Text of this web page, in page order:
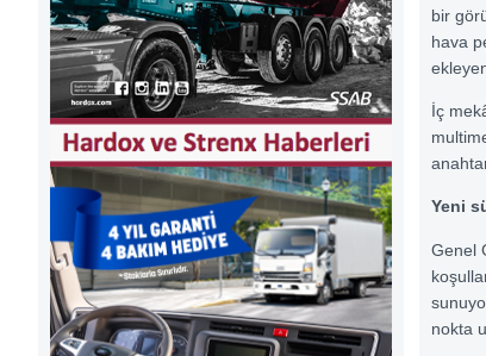
bir
hava
İç
Yeni
Genel
nokta